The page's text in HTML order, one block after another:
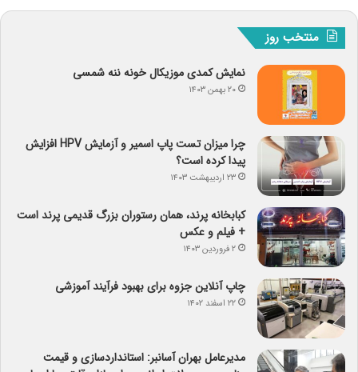
منتخب روز
نمایش کمدی موزیکال خونه ننه شمسی
۲۰ بهمن ۱۴۰۳
چرا میزان تست پاپ اسمیر و آزمایش HPV افزایش
پیدا کرده است؟
۲۳ اردیبهشت ۱۴۰۳
کبابخانه پرند، همان رستوران بزرگ قدیمی پرند است
+ فیلم و عکس
۲ فروردین ۱۴۰۳
چاپ آنلاین جزوه برای بهبود فرآیند آموزشی
۲۲ اسفند ۱۴۰۲
مدیرعامل بهران آسانبر: استانداردسازی و قیمت